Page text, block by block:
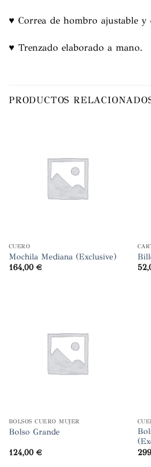
♥ Correa de hombro ajustable y
♥ Trenzado elaborado a mano.
PRODUCTOS
CUERO
Mochila Mediana (Exclusive)
164,00 €
BOLSOS CUERO MUJER
Bolso Grande
124,00 €